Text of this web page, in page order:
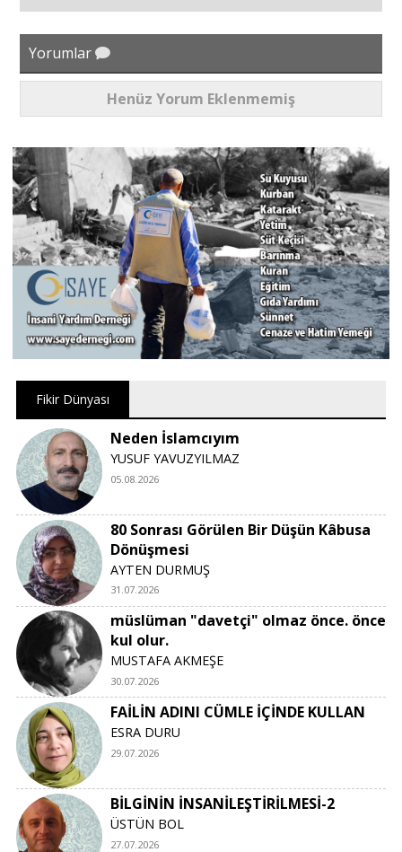
Yorumlar
Henüz Yorum Eklenmemiş
Fikir Dünyası
Neden İslamcıyım
YUSUF YAVUZYILMAZ
05.08.2026
80 Sonrası Görülen Bir Düşün Kâbusa
Dönüşmesi
AYTEN DURMUŞ
31.07.2026
müslüman "davetçi" olmaz önce. önce
kul olur.
MUSTAFA AKMEŞE
30.07.2026
FAİLİN ADINI CÜMLE İÇİNDE KULLAN
ESRA DURU
29.07.2026
BİLGİNİN İNSANİLEŞTİRİLMESİ-2
ÜSTÜN BOL
27.07.2026